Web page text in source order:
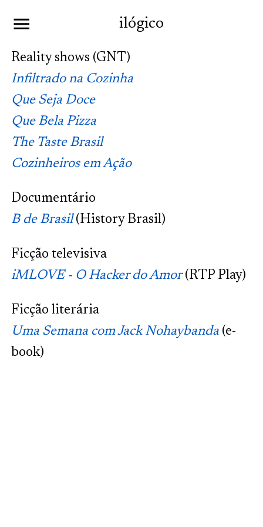
ilógico
Reality shows (GNT)
Infiltrado na Cozinha
Que Seja Doce
Que Bela Pizza
The Taste Brasil
Cozinheiros em Ação
Documentário
B de Brasil(History Brasil)
Ficção televisiva
iMLOVE - O Hacker do Amor(RTP Play)
Ficção literária
Uma Semana com Jack Nohaybanda (e-
book)